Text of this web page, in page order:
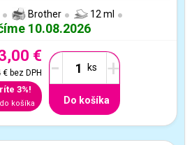
Brother 12 ml
10.08.2026
€
€bez DPH
3%!
košíka
- +
Do košíka